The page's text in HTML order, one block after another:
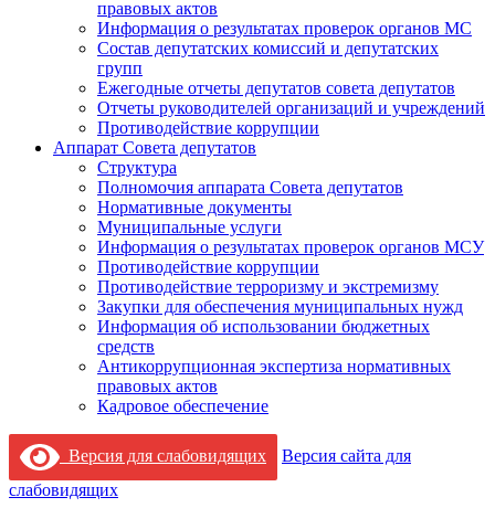
правовых актов
Информация о результатах проверок органов МС
Состав депутатских комиссий и депутатских
групп
Ежегодные отчеты депутатов совета депутатов
Отчеты руководителей организаций и учреждений
Противодействие коррупции
Аппарат Совета депутатов
Структура
Полномочия аппарата Совета депутатов
Нормативные документы
Муниципальные услуги
Информация о результатах проверок органов МСУ
Противодействие коррупции
Противодействие терроризму и экстремизму
Закупки для обеспечения муниципальных нужд
Информация об использовании бюджетных
средств
Антикоррупционная экспертиза нормативных
правовых актов
Кадровое обеспечение
Версия для слабовидящих
Версия сайта для
слабовидящих